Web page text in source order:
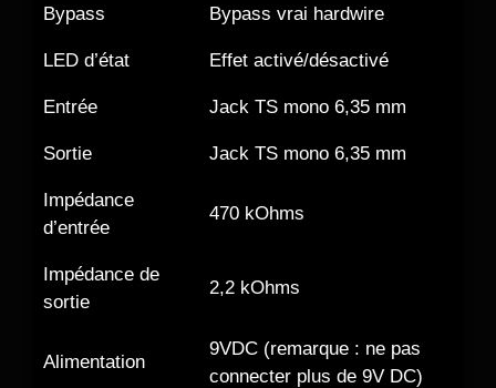
Bypass Bypass vrai hardwire
LED d’état Effet activé/désactivé
Entrée Jack TS mono 6,35 mm
Sortie Jack TS mono 6,35 mm
Impédance
d’entrée
470 kOhms
Impédance de
sortie
2,2 kOhms
Alimentation
9VDC (remarque : ne pas
connecter plus de 9V DC)